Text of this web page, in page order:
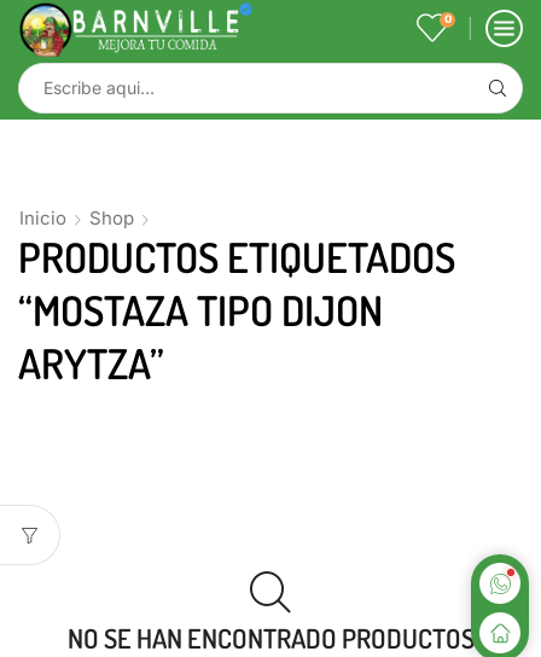
0
Inicio Shop
PRODUCTOS ETIQUETADOS
“MOSTAZA TIPO DIJON
ARYTZA”
NO SE HAN ENCONTRADO PRODUCTOS